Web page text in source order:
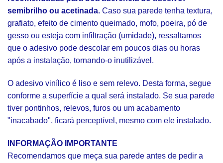
semibrilho ou acetinada. Caso sua parede tenha textura,
grafiato, efeito de cimento queimado, mofo, poeira, pó de
gesso ou esteja com infiltração (umidade), ressaltamos
que o adesivo pode descolar em poucos dias ou horas
após a instalação, tornando-o inutilizável.
O adesivo vinílico é liso e sem relevo. Desta forma, segue
conforme a superfície a qual será instalado. Se sua parede
tiver pontinhos, relevos, furos ou um acabamento
"inacabado", ficará perceptível, mesmo com ele instalado.
INFORMAÇÃO IMPORTANTE
Recomendamos que meça sua parede antes de pedir a